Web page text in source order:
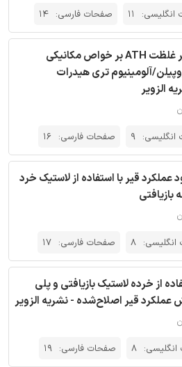
11 صفحات فارسی: 14
ترجمه مقاله تاثیر غلظت ATH بر خواص مکانیکی
آلومینیوم تری هیدرات
9 صفحات فارسی: 16
عملکرد قیر با استفاده از لاستیک خرد
8 صفحات فارسی: 17
از خرده لاستیک بازیافتی و پلی
عملکرد قیر اصلاح‌شده - نشریه الزویر
8 صفحات فارسی: 19